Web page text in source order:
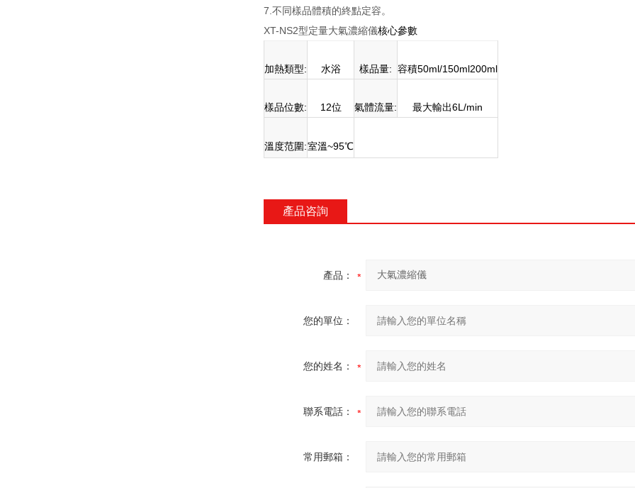
7.不同樣品體積的終點定容。
XT-NS2型定量大氣濃縮儀核心參數
加熱類型: 水浴 樣品量: 容積50ml/150ml200ml
樣品位數: 12位 氣體流量: 最大輸出6L/min
溫度范圍:室溫~95℃
產品咨詢
產品：
您的單位：
您的姓名：
聯系電話：
常用郵箱：